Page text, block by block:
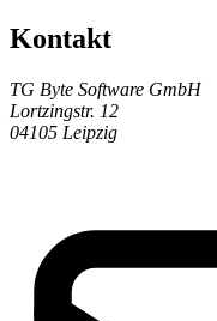
Kontakt
TG Byte Software GmbH
Lortzingstr. 12
04105 Leipzig